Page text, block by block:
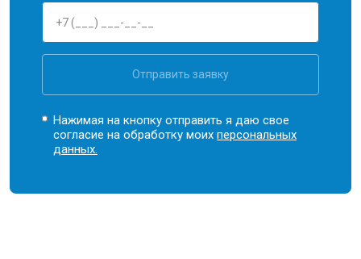
Отправить заявку
Нажимая на кнопку отправить я даю свое
согласие на обработку моихперсональных
данных.